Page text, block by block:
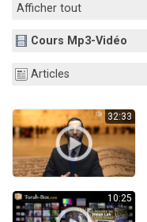
Afficher tout
Cours Mp3-Vidéo
Articles
32:33
10:25